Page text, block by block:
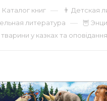
Каталог книг — 👨 Детская
литература — 🦉
у казках та